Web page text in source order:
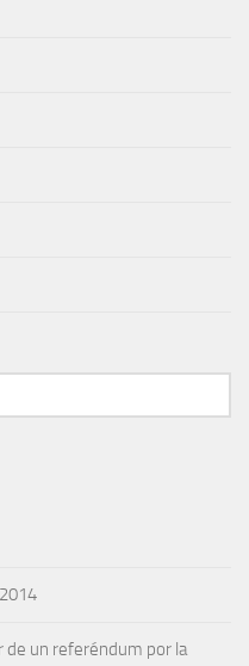
de un referéndum por la